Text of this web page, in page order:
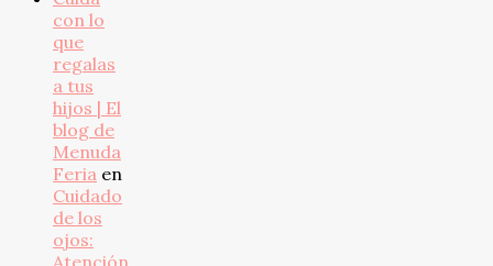
con lo
que
regalas
a tus
hijos | El
blog de
Menuda
Feria en
Cuidado
de los
ojos:
Atención